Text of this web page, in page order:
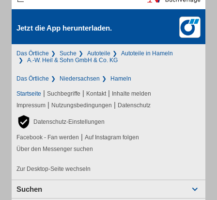
Jetzt die App herunterladen.
Das Örtliche Suche Autoteile
Autoteile in Hameln
A.-W. Heil & Sohn GmbH & Co. KG
Das Örtliche Niedersachsen Hameln
Startseite | Suchbegriffe | Kontakt | Inhalte melden
Impressum | Nutzungsbedingungen | Datenschutz
Datenschutz-Einstellungen
Facebook - Fan werden | Auf Instagram folgen
Über den Messenger suchen
Zur Desktop-Seite wechseln
Suchen